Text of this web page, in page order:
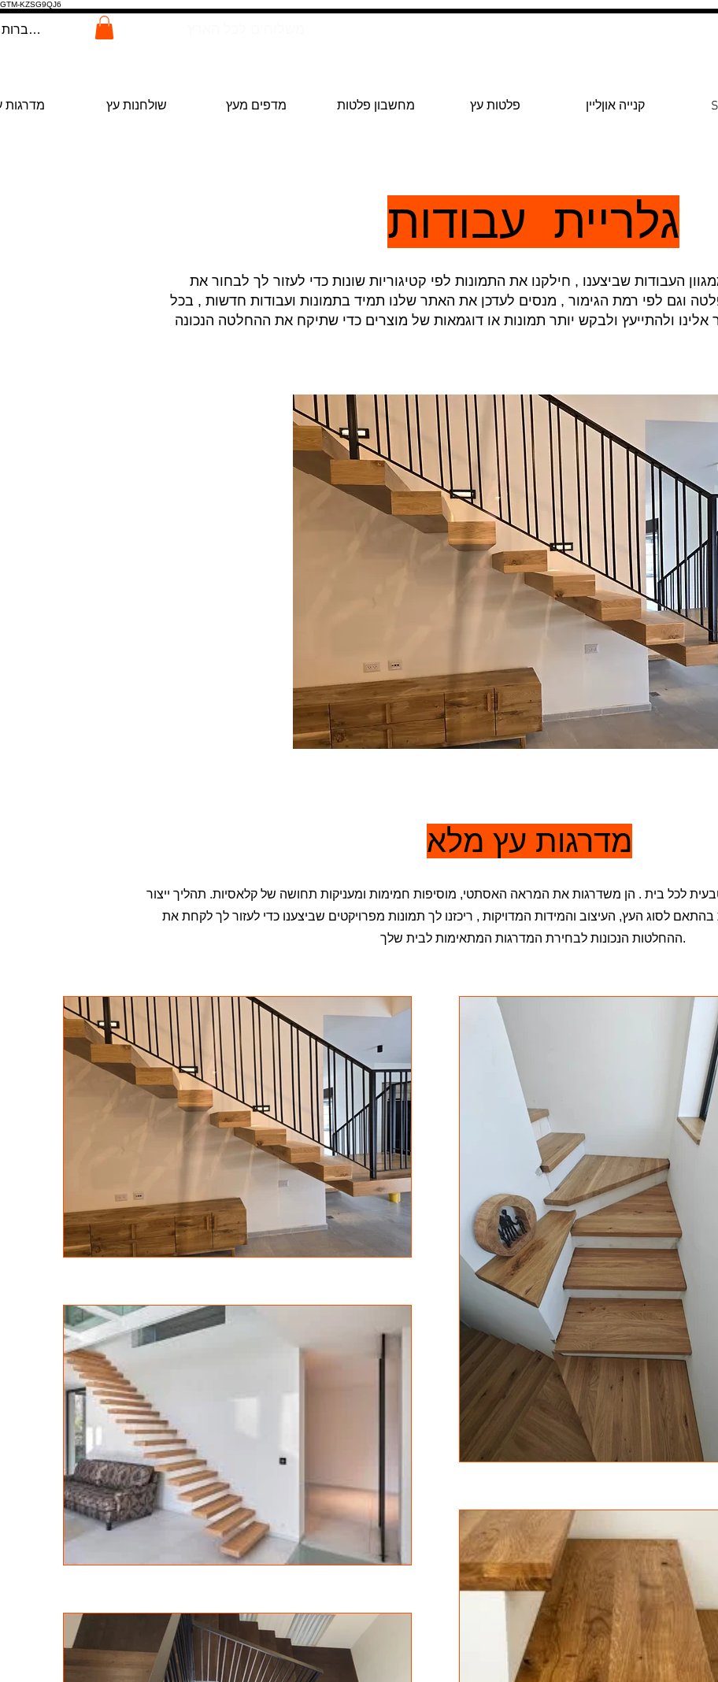
GTM-KZSG9QJ6
להתחברות
קנייה אוןליין פלטות עץ מחשבון פלטות מדפים מעץ שולחנות עץ מדרגות
גלריית עבודות
העבודות שביצענו , חילקנו את התמונות לפי קטיגוריות שונות כדי לעזור לך לבחור את
וגם לפי רמת הגימור , מנסים לעדכן את האתר שלנו תמיד בתמונות ועבודות חדשות , בכל
ולהתייעץ ולבקש יותר תמונות או דוגמאות של מוצרים כדי שתיקח את ההחלטה הנכונה
מדרגות עץ מלא
לכל בית . הן משדרגות את המראה האסתטי, מוסיפות חמימות ומעניקות תחושה של קלאסיות. תהליך ייצור
לסוג העץ, העיצוב והמידות המדויקות , ריכזנו לך תמונות מפרויקטים שביצענו כדי לעזור לך לקחת את
ההחלטות הנכונות לבחירת המדרגות המתאימות לבית שלך.